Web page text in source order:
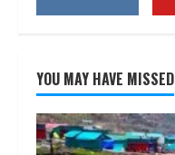
YOU MAY HAVE MISSED